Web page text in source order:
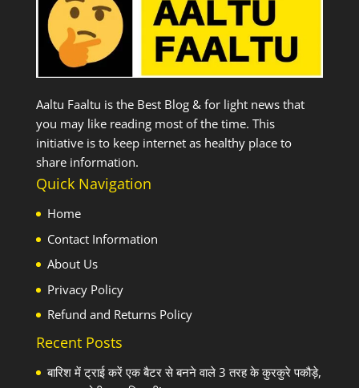
Aaltu Faaltu is the Best Blog & for light news that
you may like reading most of the time. This
initiative is to keep internet as healthy place to
share information.
Quick Navigation
Home
Contact Information
About Us
Privacy Policy
Refund and Returns Policy
Recent Posts
बारिश में ट्राई करें एक बैटर से बनने वाले 3 तरह के कुरकुरे पकौड़े,